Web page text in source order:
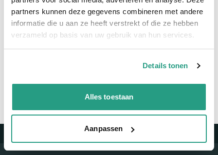
partners kunnen deze gegevens combineren met andere
informatie die u aan ze heeft verstrekt of die ze hebben
verzameld op basis van uw gebruik van hun services.
Details tonen
Alles toestaan
Aanpassen
Maatvoering koppeling 2" x 1 1/2"
Vragen? Neem dan nu contact op